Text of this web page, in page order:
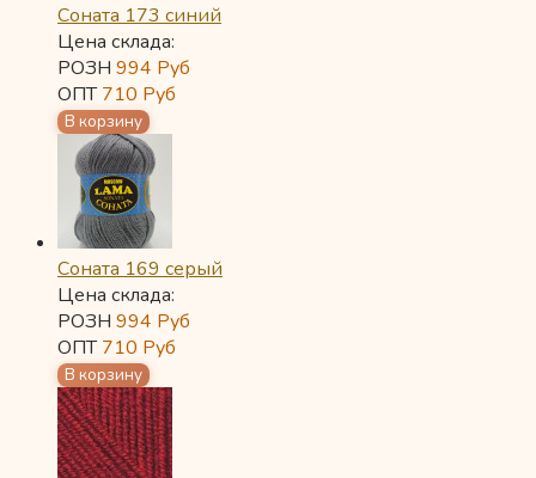
Соната 173 синий
Цена склада:
РОЗН 994 Руб
ОПТ710 Руб
Соната 169 серый
Цена склада:
РОЗН 994 Руб
ОПТ710 Руб